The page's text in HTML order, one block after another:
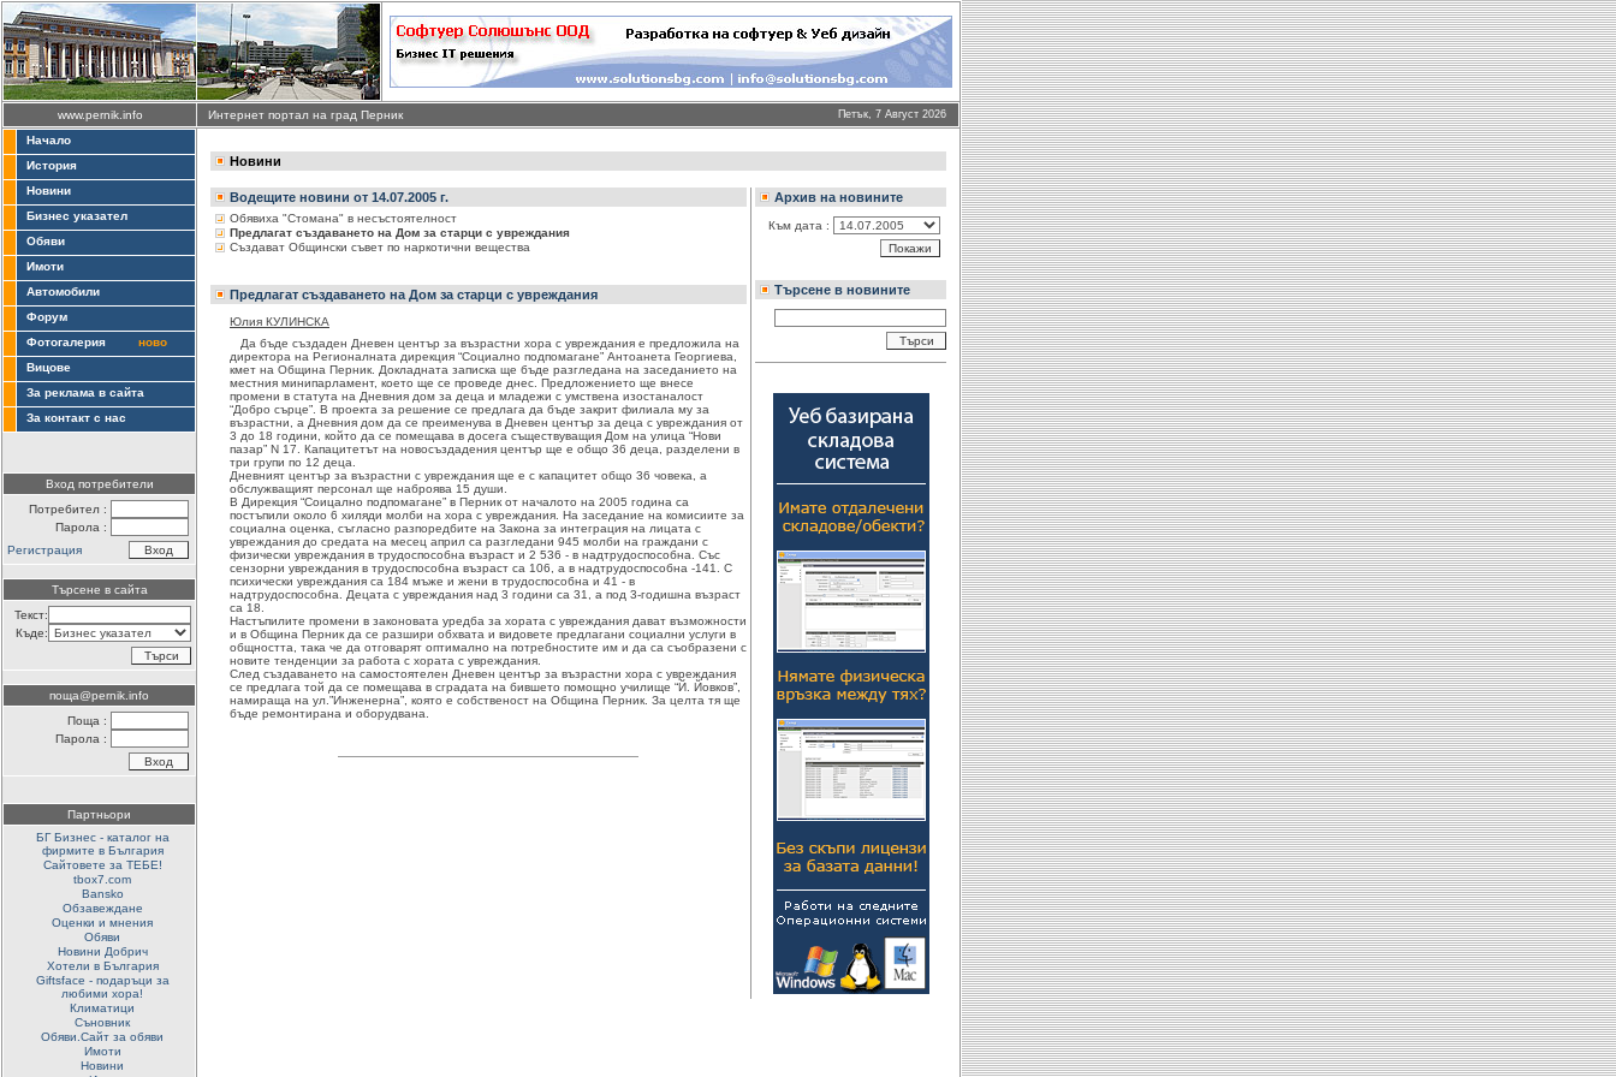
www.pernik.info Интернет портал на град Перник Петък, 7 Август 2026
Начало
История
Новини
Бизнес указател
Обяви
Имоти
Автомобили
Форум
Фотогалерия
ново
Вицове
За реклама в сайта
За контакт с нас
Вход потребители
Потребител :
Парола :
Регистрация
Търсене в сайта
Текст:
Къде:
поща@pernik.info
Поща :
Парола :
Партньори
БГ Бизнес - каталог на
фирмите в България
Сайтовете за ТЕБЕ!
tbox7.com
Bansko
Обзавеждане
Оценки и мнения
Обяви
Новини Добрич
Хотели в България
Giftsface - подаръци за
любими хора!
Климатици
Съновник
Обяви.Сайт за обяви
Имоти
Новини
Новини
Водещите новини от 14.07.2005 г.
Обявиха "Стомана" в несъстоятелност
Предлагат създаването на Дом за старци с увреждания
Създават Общински съвет по наркотични вещества
Предлагат създаването на Дом за старци с увреждания
Юлия КУЛИНСКА
Да бъде създаден Дневен център за възрастни хора с увреждания е предложила на
директора на Регионалната дирекция “Социално подпомагане” Антоанета Георгиева,
кмет на Община Перник. Докладната записка ще бъде разгледана на заседанието на
местния минипарламент, което ще се проведе днес. Предложението ще внесе
промени в статута на Дневния дом за деца и младежи с умствена изостаналост
“Добро сърце”. В проекта за решение се предлага да бъде закрит филиала му за
възрастни, а Дневния дом да се преименува в Дневен център за деца с увреждания от
3 до 18 години, който да се помещава в досега съществуващия Дом на улица “Нови
пазар” N 17. Капацитетът на новосъздадения център ще е общо 36 деца, разделени в
три групи по 12 деца.
Дневният център за възрастни с увреждания ще е с капацитет общо 36 човека, а
обслужващият персонал ще наброява 15 души.
В Дирекция “Соицално подпомагане” в Перник от началото на 2005 година са
постъпили около 6 хиляди молби на хора с увреждания. На заседание на комисиите за
социална оценка, съгласно разпоредбите на Закона за интеграция на лицата с
увреждания до средата на месец април са разгледани 945 молби на граждани с
физически увреждания в трудоспособна възраст и 2 536 - в надтрудоспособна. Със
сензорни увреждания в трудоспособна възраст са 106, а в надтрудоспособна -141. С
психически увреждания са 184 мъже и жени в трудоспособна и 41 - в
надтрудоспособна. Децата с увреждания над 3 години са 31, а под 3-годишна възраст
са 18.
Настъпилите промени в законовата уредба за хората с увреждания дават възможности
и в Община Перник да се разшири обхвата и видовете предлагани социални услуги в
общността, така че да отговарят оптимално на потребностите им и да са съобразени с
новите тенденции за работа с хората с увреждания.
След създаването на самостоятелен Дневен център за възрастни хора с увреждания
се предлага той да се помещава в сградата на бившето помощно училище “Й. Йовков”,
намираща на ул.”Инженерна”, която е собственост на Община Перник. За целта тя ще
бъде ремонтирана и оборудвана.
Архив на новините
Към дата :
Търсене в новините